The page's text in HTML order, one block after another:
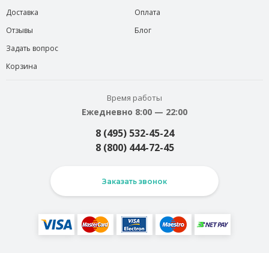
Доставка
Отзывы
Задать вопрос
Корзина
Оплата
Блог
Время работы
Ежедневно 8:00 — 22:00
8 (495) 532-45-24
8 (800) 444-72-45
Заказать звонок